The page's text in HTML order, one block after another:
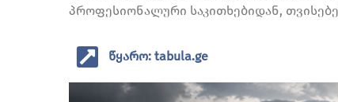
პროფესიონალური საკითხებიდან,
წყარო: tabula.ge